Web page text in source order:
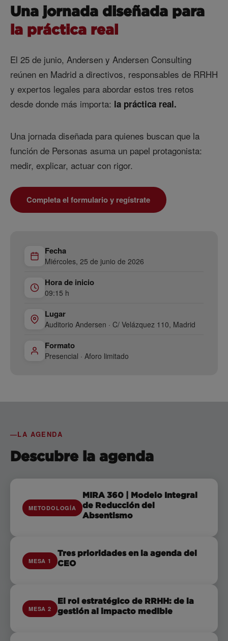
Una jornada diseñada para
la práctica real
El 25 de junio, Andersen y Andersen Consulting
reúnen en Madrid a directivos, responsables de RRHH
y expertos legales para abordar estos tres retos
desde donde más importa: la práctica real.
Una jornada diseñada para quienes buscan que la
función de Personas asuma un papel protagonista:
medir, explicar, actuar con rigor.
Completa el formulario y regístrate
Fecha
Miércoles, 25 de junio de 2026
Hora de inicio
09:15 h
Lugar
Auditorio Andersen · C/ Velázquez 110, Madrid
Formato
Presencial · Aforo limitado
LA AGENDA
Descubre la agenda
METODOLOGÍA
MIRA 360 | Modelo Integral
de Reducción del
Absentismo
MESA 1
Tres prioridades en la agenda del
CEO
MESA 2
El rol estratégico de RRHH: de la
gestión al impacto medible